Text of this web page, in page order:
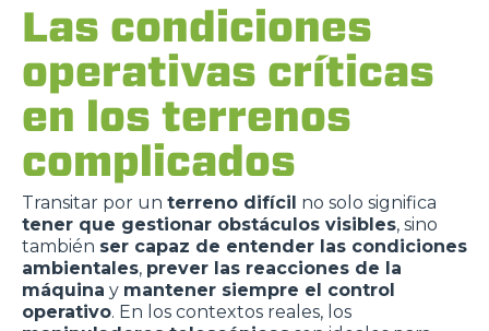
Las condiciones
operativas críticas
en los terrenos
complicados
Transitar por un terreno difícil no solo significa
tener que gestionar obstáculos visibles, sino
también ser capaz de entender las condiciones
ambientales, prever las reacciones de la
máquina y mantener siempre el control
operativo. En los contextos reales, los